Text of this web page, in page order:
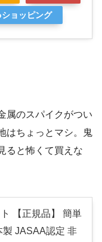
ョッピング
属のスパイクがつい
はちょっとマシ。鬼
ると怖くて買えな
【正規品】 簡単
製 JASAA認定 非